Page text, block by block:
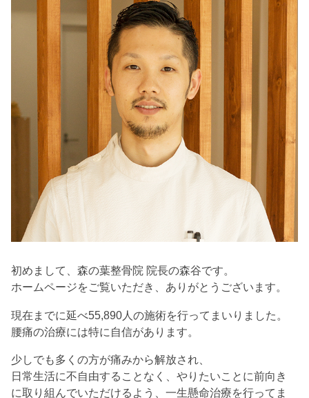
初めまして、森の葉整骨院 院長の森谷です。
ホームページをご覧いただき、ありがとうございます。
現在までに延べ55,890人の施術を行ってまいりました。
腰痛の治療には特に自信があります。
少しでも多くの方が痛みから解放され、
日常生活に不自由することなく、やりたいことに前向き
に取り組んでいただけるよう、一生懸命治療を行ってま